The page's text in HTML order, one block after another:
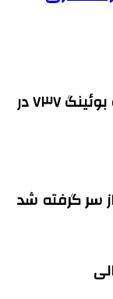
گزارش سازمان هواپیمایی درباره حادثه بوئینگ ۷۳۷ در
از سر گرفته شد